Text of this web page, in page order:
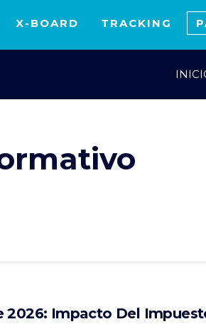
X-BOARD TRACKING
2026: Impacto Del